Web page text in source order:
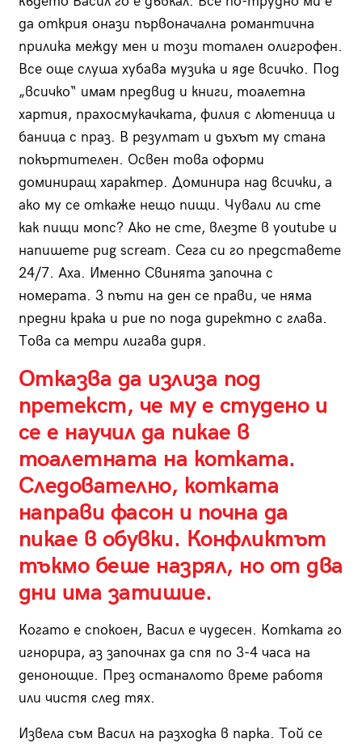
да открия онази първоначална романтична
прилика между мен и този тотален олигрофен.
Все още слуша хубава музика и яде всичко. Под
„всичко“ имам предвид и книги, тоалетна
хартия, прахосмукачката, филия с лютеница и
баница с праз. В резултат и дъхът му стана
покъртителен. Освен това оформи
доминиращ характер. Доминира над всички, а
ако му се откаже нещо пищи. Чували ли сте
как пищи мопс? Ако не сте, влезте в youtube и
напишете pug scream. Сега си го представете
24/7. Аха. Именно Свинята започна с
номерата. 3 пъти на ден се прави, че няма
предни крака и рие по пода директно с глава.
Това са метри лигава диря.
Отказва да излиза под
претекст, че му е студено и
се е научил да пикае в
тоалетната на котката.
Следователно, котката
направи фасон и почна да
пикае в обувки. Конфликтът
тъкмо беше назрял, но от два
дни има затишие.
Когато е спокоен, Васил е чудесен. Котката го
игнорира, аз започнах да спя по 3-4 часа на
денонощие. През останалото време работя
или чистя след тях.
Извела съм Васил на разходка в парка. Той се